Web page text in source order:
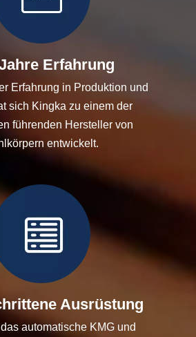
Erfahrung
Erfahrung in Produktion und
sich Kingka zu einem der
führenden Hersteller von
entwickelt.
Ausrüstung
automatische KMG und